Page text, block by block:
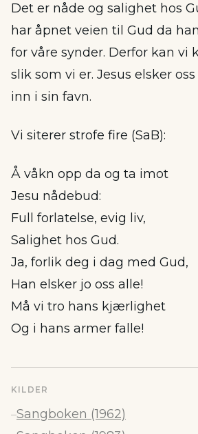
Det er nåde og salighet hos
har åpnet veien til Gud da
for våre synder. Derfor kan vi
slik som vi er. Jesus elsker
inn i sin favn.
Vi siterer strofe fire (SaB):
Å våkn opp da og ta imot
Jesu nådebud:
Full forlatelse, evig liv,
Salighet hos Gud.
Ja, forlik deg i dag med Gud,
Han elsker jo oss alle!
Må vi tro hans kjærlighet
Og i hans armer falle!
KILDER
–Sangboken (1962)